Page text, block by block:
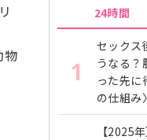
物
24時間
1
セックス
うなる？
った先
の仕組み〉
【2025